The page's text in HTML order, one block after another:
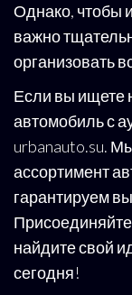
Однако, чтобы
важно
организовать
Если вы ищете
автомобиль с
urbanauto.su.
ассортимент
гарантируем
найдите свой
сегодня!